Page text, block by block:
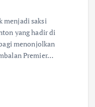
menjadi saksi
yang hadir di
menonjolkan
Premier…